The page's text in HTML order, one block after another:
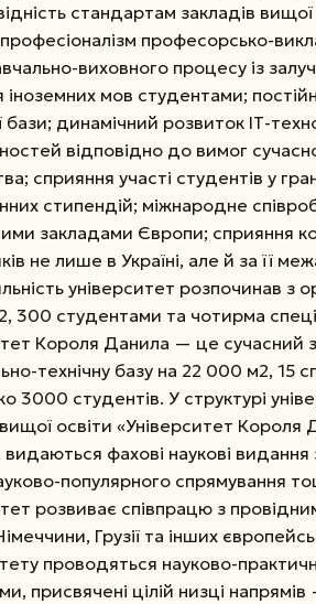
стандартам закладів
професор­сько-
­виховного процесу із
іноземних мов студентами;
бази; динамічний розвиток ІТ-
відповідно до вимог
сприяння участі студентів у
стипендій; міжнародне
закладами Європи; сприяння
не лише в Україні, але й за її
університет розпочинав з
300 студентами та чотирма
Короля Данила — це сучасний
технічну базу на 22 000 м2, 15
3000 студентів. У структурі
освіти «Університет
видаються фахові наукові
популярного спрямуван­ня
розвиває співпрацю з
Грузії та інших
проводяться науково-
присвячені цілій низці